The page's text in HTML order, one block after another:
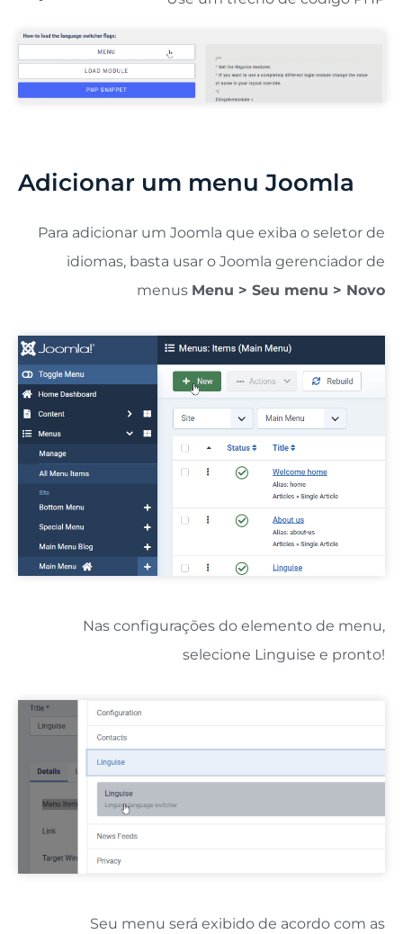
Adicionar um menu Joomla
Para adicionar um Joomla que exiba o seletor de
idiomas, basta usar o Joomla gerenciador de
menus Menu > Seu menu > Novo
Nas configurações do elemento de menu,
selecione Linguise e pronto!
Seu menu será exibido de acordo com as